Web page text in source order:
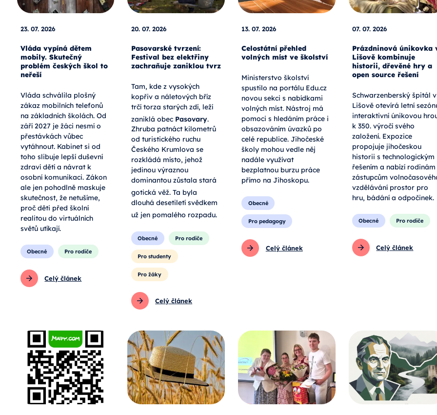
23. 07. 2026
Vláda vypíná dětem
mobily. Skutečný
problém českých škol to
neřeší
Vláda schválila plošný
zákaz mobilních telefonů
na základních školách. Od
září 2027 je žáci nesmí o
přestávkách vůbec
vytáhnout. Kabinet si od
toho slibuje lepší duševní
zdraví dětí a návrat k
osobní komunikaci. Zákon
ale jen pohodlně maskuje
skutečnost, že netušíme,
proč děti před školní
realitou do virtuálních
světů utíkají.
Obecné Pro rodiče
Celý článek
20. 07. 2026
Pasovarské tvrzení:
Festival bez elektřiny
zachraňuje zaniklou tvrz
Tam, kde z vysokých
kopřiv a náletových bříz
trčí torza starých zdí, leží
zaniklá obec Pasovary.
Zhruba patnáct kilometrů
od turistického ruchu
Českého Krumlova se
rozkládá místo, jehož
jedinou výraznou
dominantou zůstala stará
gotická věž. Ta byla
dlouhá desetiletí svědkem
už jen pomalého rozpadu.
Obecné Pro rodiče
Pro studenty
Pro žáky
Celý článek
13. 07. 2026
Celostátní přehled
volných míst ve školství
Ministerstvo školství
spustilo na portálu Edu.cz
novou sekci s nabídkami
volných míst. Nástroj má
pomoci s hledáním práce i
obsazováním úvazků po
celé republice. Jihočeské
školy mohou vedle něj
nadále využívat
bezplatnou burzu práce
přímo na Jihoskopu.
Obecné
Pro pedagogy
Celý článek
07. 07. 2026
Prázdninová únikovka
Lišově kombinuje
historii, dřevěné hry a
open source řešení
Schwarzenberský špitál v
Lišově otevírá letní
interaktivní únikovou
k 350. výročí svého
založení. Expozice
propojuje jihočeskou
historii s technologickým
řešením a nabízí
zástupcům
vzdělávání prostor pro
hru, bádání a odpočinek.
Obecné Pro rodiče
Celý článek